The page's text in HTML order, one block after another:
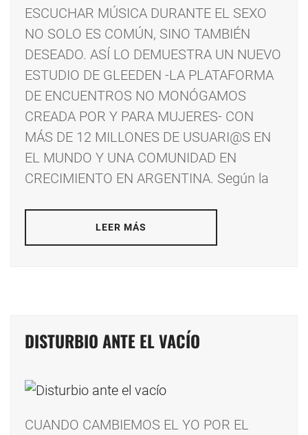
ESCUCHAR MÚSICA DURANTE EL SEXO
NO SOLO ES COMÚN, SINO TAMBIÉN
DESEADO. ASÍ LO DEMUESTRA UN NUEVO
ESTUDIO DE GLEEDEN -LA PLATAFORMA
DE ENCUENTROS NO MONÓGAMOS
CREADA POR Y PARA MUJERES- CON
MÁS DE 12 MILLONES DE USUARI@S EN
EL MUNDO Y UNA COMUNIDAD EN
CRECIMIENTO EN ARGENTINA. Según la
LEER MÁS
DISTURBIO ANTE EL VACÍO
CUANDO CAMBIEMOS EL YO POR EL